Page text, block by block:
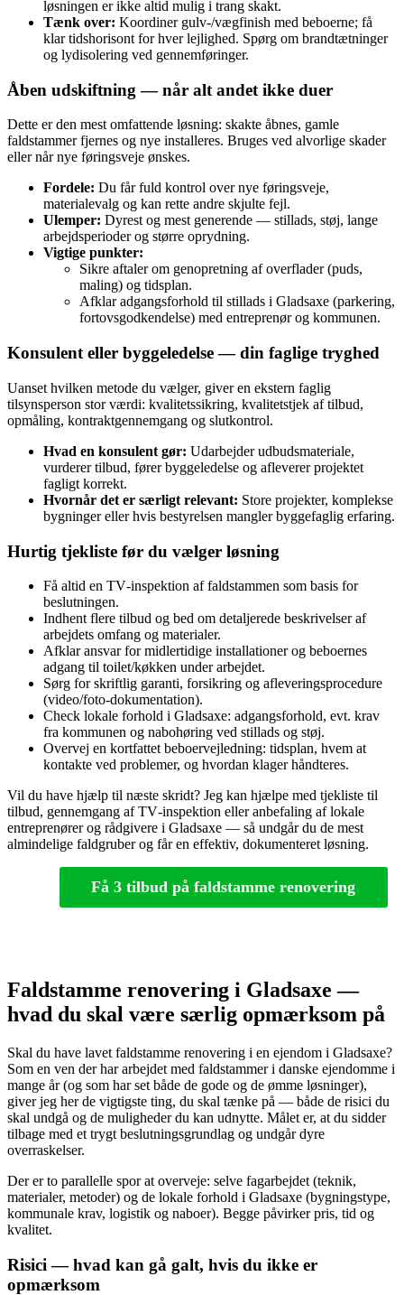
løsningen er ikke altid mulig i trang skakt.
Tænk over: Koordiner gulv-/vægfinish med beboerne; få
klar tidshorisont for hver lejlighed. Spørg om brandtætninger
og lydisolering ved gennemføringer.
Åben udskiftning — når alt andet ikke duer
Dette er den mest omfattende løsning: skakte åbnes, gamle
faldstammer fjernes og nye installeres. Bruges ved alvorlige skader
eller når nye føringsveje ønskes.
Fordele: Du får fuld kontrol over nye føringsveje,
materialevalg og kan rette andre skjulte fejl.
Ulemper: Dyrest og mest generende — stillads, støj, lange
arbejdsperioder og større oprydning.
Vigtige punkter:
Sikre aftaler om genopretning af overflader (puds,
maling) og tidsplan.
Afklar adgangsforhold til stillads i Gladsaxe (parkering,
fortovsgodkendelse) med entreprenør og kommunen.
Konsulent eller byggeledelse — din faglige tryghed
Uanset hvilken metode du vælger, giver en ekstern faglig
tilsynsperson stor værdi: kvalitetssikring, kvalitetstjek af tilbud,
opmåling, kontraktgennemgang og slutkontrol.
Hvad en konsulent gør: Udarbejder udbudsmateriale,
vurderer tilbud, fører byggeledelse og afleverer projektet
fagligt korrekt.
Hvornår det er særligt relevant: Store projekter, komplekse
bygninger eller hvis bestyrelsen mangler byggefaglig erfaring.
Hurtig tjekliste før du vælger løsning
Få altid en TV‑inspektion af faldstammen som basis for
beslutningen.
Indhent flere tilbud og bed om detaljerede beskrivelser af
arbejdets omfang og materialer.
Afklar ansvar for midlertidige installationer og beboernes
adgang til toilet/køkken under arbejdet.
Sørg for skriftlig garanti, forsikring og afleveringsprocedure
(video/foto-dokumentation).
Check lokale forhold i Gladsaxe: adgangsforhold, evt. krav
fra kommunen og nabohøring ved stillads og støj.
Overvej en kortfattet beboervejledning: tidsplan, hvem at
kontakte ved problemer, og hvordan klager håndteres.
Vil du have hjælp til næste skridt? Jeg kan hjælpe med tjekliste til
tilbud, gennemgang af TV‑inspektion eller anbefaling af lokale
entreprenører og rådgivere i Gladsaxe — så undgår du de mest
almindelige faldgruber og får en effektiv, dokumenteret løsning.
Få 3 tilbud på faldstamme renovering
Faldstamme renovering i Gladsaxe —
hvad du skal være særlig opmærksom på
Skal du have lavet faldstamme renovering i en ejendom i Gladsaxe?
Som en ven der har arbejdet med faldstammer i danske ejendomme i
mange år (og som har set både de gode og de ømme løsninger),
giver jeg her de vigtigste ting, du skal tænke på — både de risici du
skal undgå og de muligheder du kan udnytte. Målet er, at du sidder
tilbage med et trygt beslutningsgrundlag og undgår dyre
overraskelser.
Der er to parallelle spor at overveje: selve fagarbejdet (teknik,
materialer, metoder) og de lokale forhold i Gladsaxe (bygningstype,
kommunale krav, logistik og naboer). Begge påvirker pris, tid og
kvalitet.
Risici — hvad kan gå galt, hvis du ikke er
opmærksom